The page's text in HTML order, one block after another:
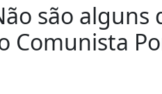
são
Comunista